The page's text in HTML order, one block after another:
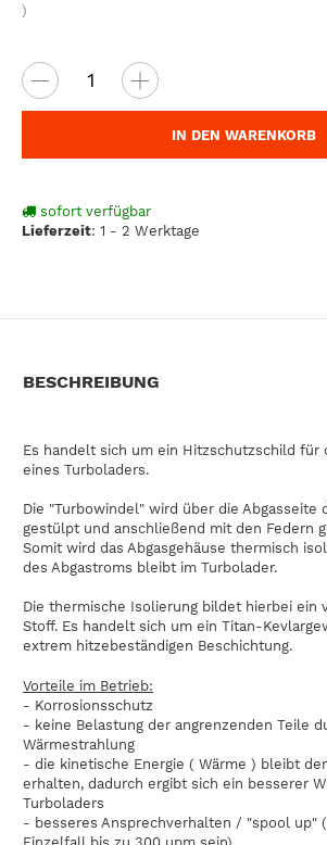
)
IN DEN WARENKORB
sofort verfügbar
Lieferzeit: 1 - 2 Werktage
BESCHREIBUNG
Es handelt sich um ein Hitzschutzschild für
eines Turboladers.
Die "Turbowindel" wird über die Abgasseite
gestülpt und anschließend mit den Federn
Somit wird das Abgasgehäuse thermisch
des Abgastroms bleibt im Turbolader.
Die thermische Isolierung bildet hierbei ein
Stoff. Es handelt sich um ein Titan-
extrem hitzebeständigen Beschichtung.
Vorteile im Betrieb:
- Korrosionsschutz
- keine Belastung der angrenzenden Teile
Wärmestrahlung
- die kinetische Energie ( Wärme ) bleibt
erhalten, dadurch ergibt sich ein besserer
Turboladers
- besseres Ansprechverhalten / "spool up"